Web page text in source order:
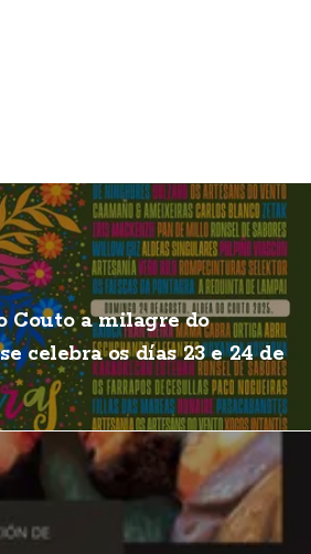
Couto a milagre do
celebra os días 23 e 24 de